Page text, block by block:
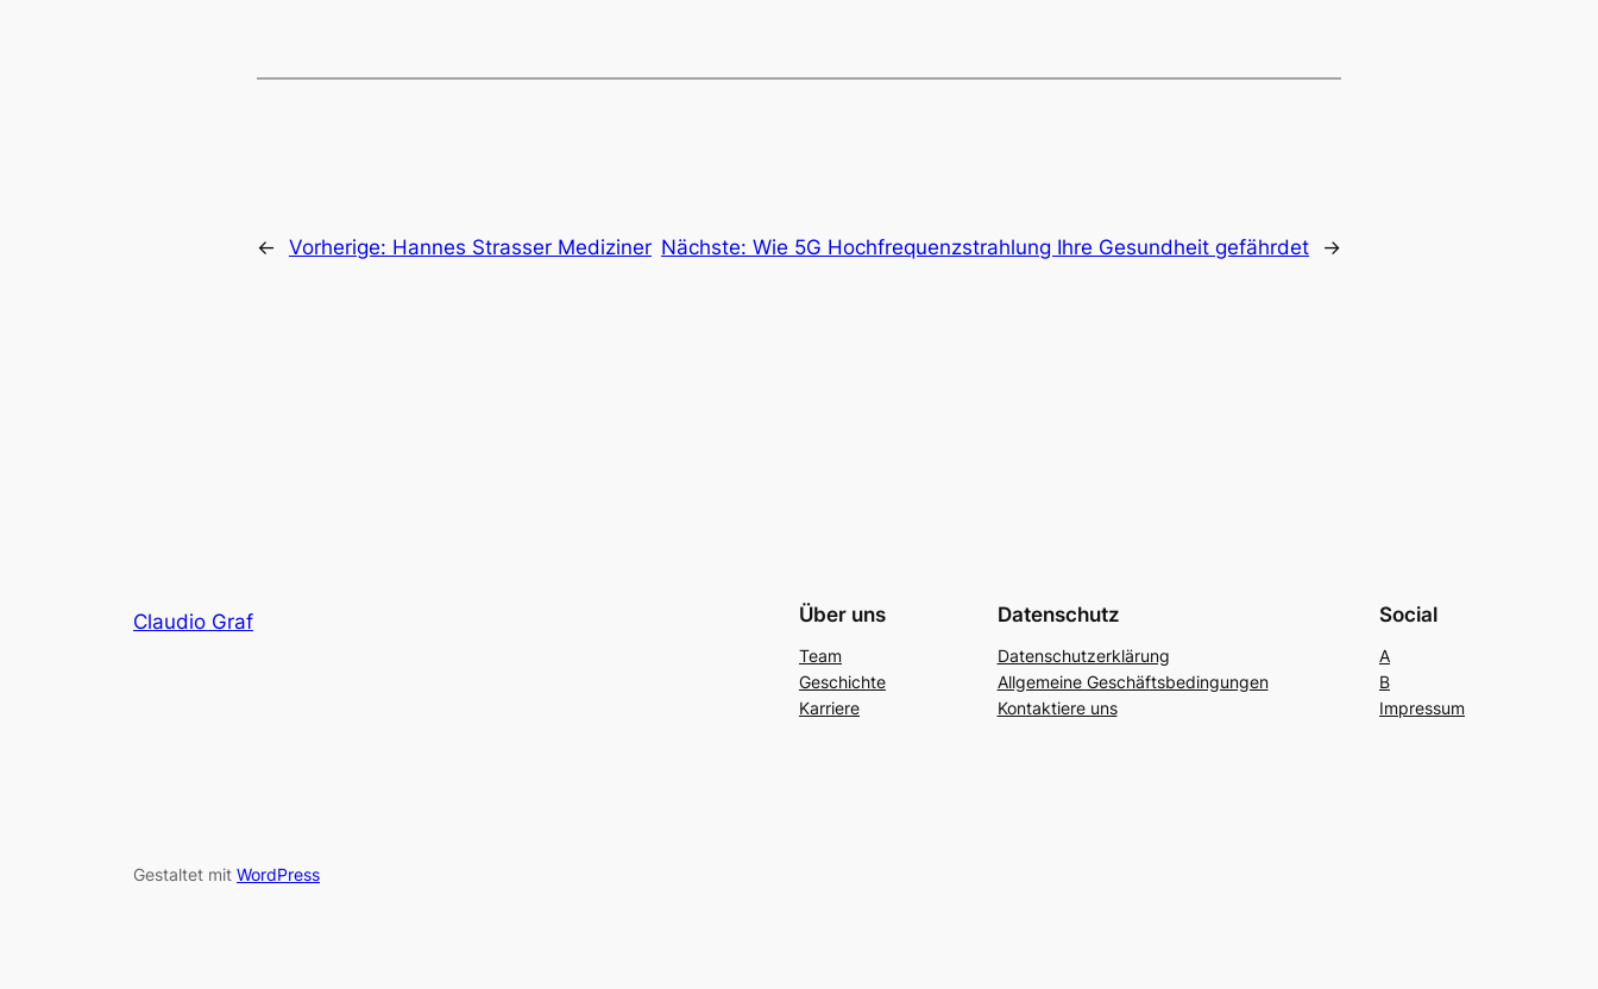
← Vorherige: Hannes Strasser Mediziner Nächste: Wie 5G Hochfrequenzstrahlung Ihre Gesundheit gefährdet →
Claudio Graf Über uns
Team
Geschichte
Karriere
Datenschutz
Datenschutzerklärung
Allgemeine Geschäftsbedingungen
Kontaktiere uns
Social
A
B
Impressum
Gestaltet mit WordPress